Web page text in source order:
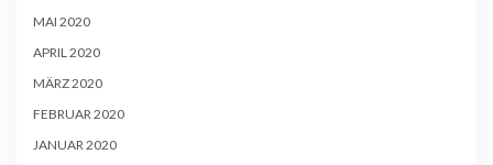
MAI 2020
APRIL 2020
MÄRZ 2020
FEBRUAR 2020
JANUAR 2020